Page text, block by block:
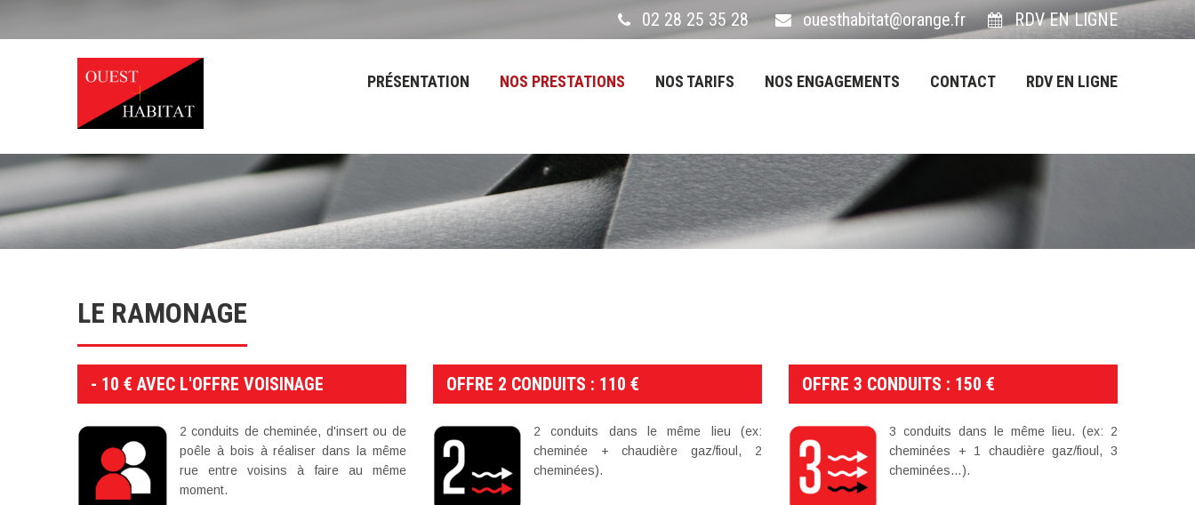
02 28 25 35 28 ouesthabitat@orange.fr RDV EN LIGNE
PRÉSENTATION NOS PRESTATIONS NOS TARIFS NOS ENGAGEMENTS CONTACT RDV EN LIGNE
LE RAMONAGE
- 10 € AVEC L'OFFRE VOISINAGE
2 conduits de cheminée, d'insert ou de
poêle à bois à réaliser dans la même
rue entre voisins à faire au même
moment.
OFFRE 2 CONDUITS : 110 €
2 conduits dans le même lieu (ex:
cheminée + chaudière gaz/fioul, 2
cheminées).
OFFRE 3 CONDUITS : 150 €
3 conduits dans le même lieu. (ex: 2
cheminées + 1 chaudière gaz/fioul, 3
cheminées…).